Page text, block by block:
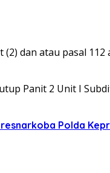
dan atau pasal 112
Panit 2 Unit I
Polda